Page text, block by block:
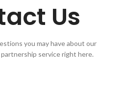
Us
you may have about our
service right here.